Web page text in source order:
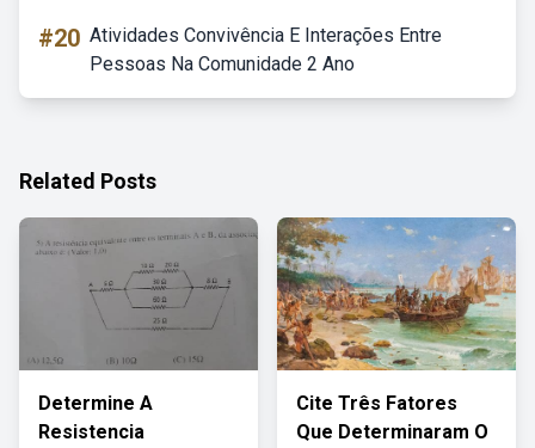
#20 Atividades Convivência E Interações Entre
Pessoas Na Comunidade 2 Ano
Related Posts
Determine A
Resistencia
Cite Três Fatores
Que Determinaram O